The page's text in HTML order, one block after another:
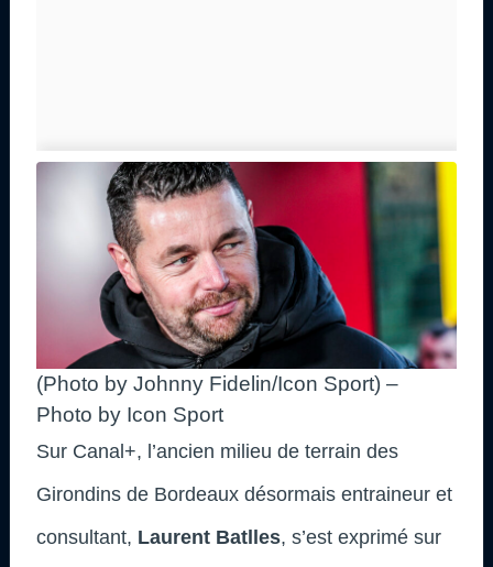
(Photo by Johnny Fidelin/Icon Sport) –
Photo by Icon Sport
Sur Canal+, l’ancien milieu de terrain des
Girondins de Bordeaux désormais entraineur et
consultant, Laurent Batlles, s’est exprimé sur